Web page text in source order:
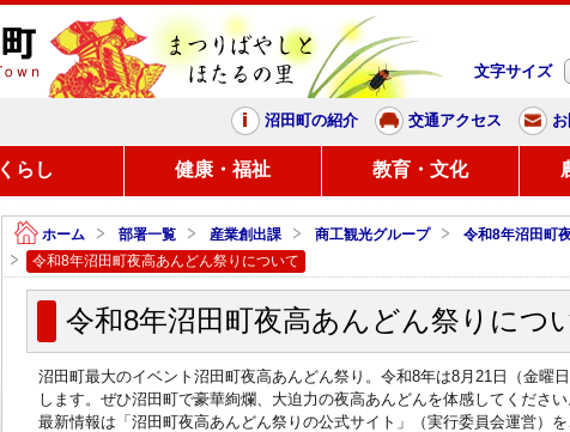
まつりばやしと、ほたるの里
文字サイズ
沼田町の紹介 交通アクセス
くらし 健康・福祉 教育・文化
ホーム 部署一覧 産業創出課 商工観光グループ
令和8年沼田町
令和8年沼田町夜高あんどん祭りについて
令和8年沼田町夜高あんどん祭りにつ
沼田町最大のイベント沼田町夜高あんどん祭り。令和8年は8月21日（金曜
します。ぜひ沼田町で豪華絢爛、大迫力の夜高あんどんを体感してください
最新情報は「沼田町夜高あんどん祭りの公式サイト」（実行委員会運営）を